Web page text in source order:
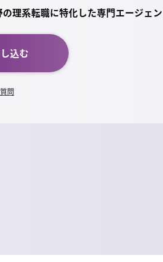
理系転職に特化した専門エージェン
込む
問